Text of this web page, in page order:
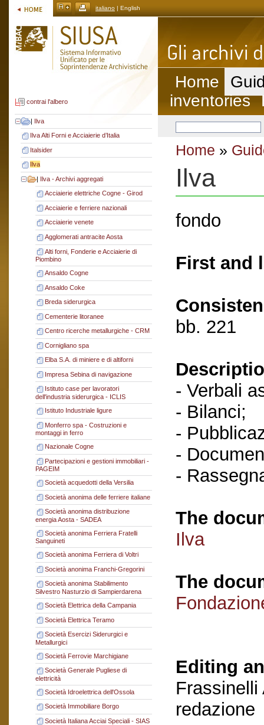
italiano | English
contrai l'albero
| Ilva
Ilva Alti Forni e Acciaierie d’Italia
Italsider
Ilva
| Ilva - Archivi aggregati
Acciaierie elettriche Cogne - Girod
Acciaierie e ferriere nazionali
Acciaierie venete
Agglomerati antracite Aosta
Alti forni, Fonderie e Acciaierie di
Piombino
Ansaldo Cogne
Ansaldo Coke
Breda siderurgica
Cementerie litoranee
Centro ricerche metallurgiche - CRM
Cornigliano spa
Elba S.A. di miniere e di altiforni
Impresa Sebina di navigazione
Istituto case per lavoratori
dell'industria siderurgica - ICLIS
Istituto Industriale ligure
Monferro spa - Costruzioni e
montaggi in ferro
Nazionale Cogne
Partecipazioni e gestioni immobiliari -
PAGEIM
Società acquedotti della Versilia
Società anonima delle ferriere italiane
Società anonima distribuzione
energia Aosta - SADEA
Società anonima Ferriera Fratelli
Sanguineti
Società anonima Ferriera di Voltri
Società anonima Franchi-Gregorini
Società anonima Stabilimento
Silvestro Nasturzio di Sampierdarena
Società Elettrica della Campania
Società Elettrica Teramo
Società Esercizi Siderurgici e
Metallurgici
Società Ferrovie Marchigiane
Società Generale Pugliese di
elettricità
Società Idroelettrica dell'Ossola
Società Immobiliare Borgo
Società Italiana Acciai Speciali - SIAS
Home
inventories
Home »
Ilva
fondo
First and
bb. 221
- Verbali
- Bilanci;
-
-
-
The
Ilva
The
Editing
Frassinelli
redazione